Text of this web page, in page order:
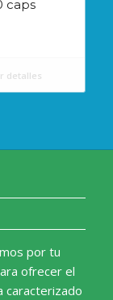
caps
detalles
por tu
ofrecer el
caracterizado